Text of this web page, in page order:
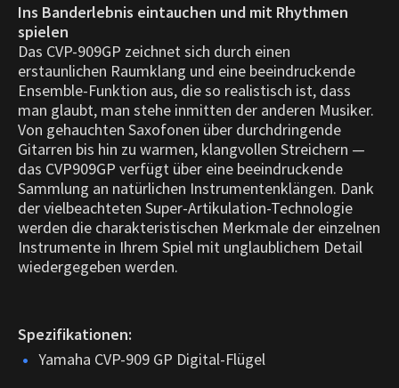
Ins Banderlebnis eintauchen und mit Rhythmen
spielen
Das CVP-909GP zeichnet sich durch einen
erstaunlichen Raumklang und eine beeindruckende
Ensemble-Funktion aus, die so realistisch ist, dass
man glaubt, man stehe inmitten der anderen Musiker.
Von gehauchten Saxofonen über durchdringende
Gitarren bis hin zu warmen, klangvollen Streichern —
das CVP909GP verfügt über eine beeindruckende
Sammlung an natürlichen Instrumentenklängen. Dank
der vielbeachteten Super-Artikulation-Technologie
werden die charakteristischen Merkmale der einzelnen
Instrumente in Ihrem Spiel mit unglaublichem Detail
wiedergegeben werden.
Spezifikationen:
Yamaha CVP-909 GP Digital-Flügel